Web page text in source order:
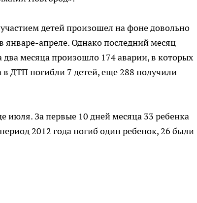
детей произошел на фоне довольно
январе-апреле. Однако последний месяц
два месяца произошло 174 аварии, в которых
в ДТП погибли 7 детей, еще 288 получили
июля. За первые 10 дней месяца 33 ребенка
2012 года погиб один ребенок, 26 были